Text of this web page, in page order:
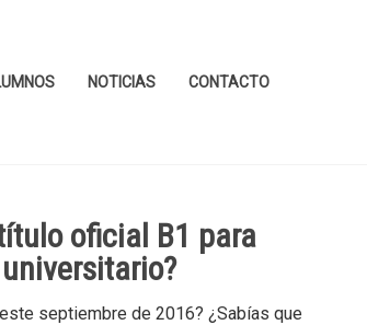
NOTICIAS CONTACTO
oficial B1 para
septiembre de 2016? ¿Sabías que